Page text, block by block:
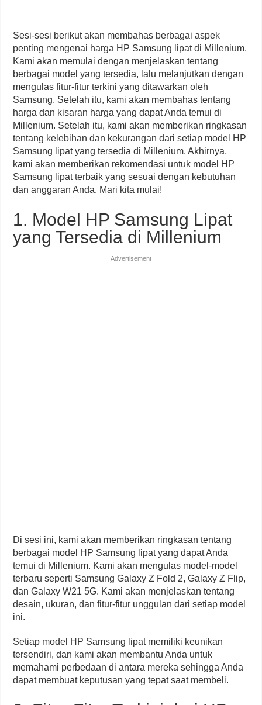
Sesi-sesi berikut akan membahas berbagai aspek
penting mengenai harga HP Samsung lipat di Millenium.
Kami akan memulai dengan menjelaskan tentang
berbagai model yang tersedia, lalu melanjutkan dengan
mengulas fitur-fitur terkini yang ditawarkan oleh
Samsung. Setelah itu, kami akan membahas tentang
harga dan kisaran harga yang dapat Anda temui di
Millenium. Setelah itu, kami akan memberikan ringkasan
tentang kelebihan dan kekurangan dari setiap model HP
Samsung lipat yang tersedia di Millenium. Akhirnya,
kami akan memberikan rekomendasi untuk model HP
Samsung lipat terbaik yang sesuai dengan kebutuhan
dan anggaran Anda. Mari kita mulai!
1. Model HP Samsung Lipat
yang Tersedia di Millenium
Advertisement
Di sesi ini, kami akan memberikan ringkasan tentang
berbagai model HP Samsung lipat yang dapat Anda
temui di Millenium. Kami akan mengulas model-model
terbaru seperti Samsung Galaxy Z Fold 2, Galaxy Z Flip,
dan Galaxy W21 5G. Kami akan menjelaskan tentang
desain, ukuran, dan fitur-fitur unggulan dari setiap model
ini.
Setiap model HP Samsung lipat memiliki keunikan
tersendiri, dan kami akan membantu Anda untuk
memahami perbedaan di antara mereka sehingga Anda
dapat membuat keputusan yang tepat saat membeli.